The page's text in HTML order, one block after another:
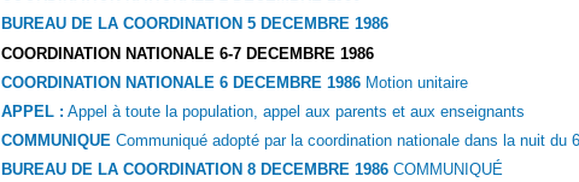
BUREAU DE LA COORDINATION 5 DECEMBRE 1986
COORDINATION NATIONALE 6-7 DECEMBRE 1986
COORDINATION NATIONALE 6 DECEMBRE 1986 Motion unitaire
APPEL : Appel à toute la population, appel aux parents et aux enseignants
COMMUNIQUE Communiqué adopté par la coordination nationale dans la nuit du
BUREAU DE LA COORDINATION 8 DECEMBRE 1986 COMMUNIQUÉ